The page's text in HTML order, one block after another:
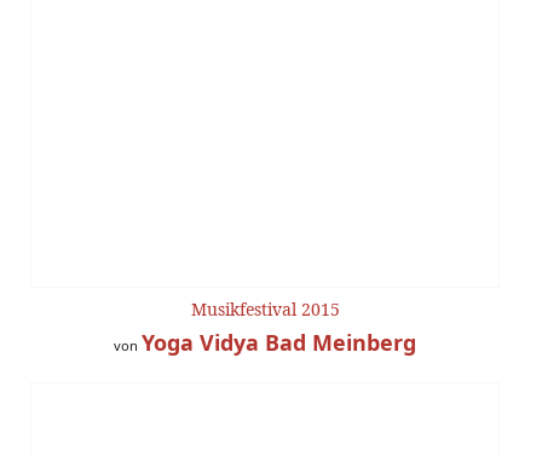
Musikfestival 2015
von Yoga Vidya Bad Meinberg